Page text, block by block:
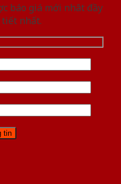
báo giá mới nhât đầy
nhất.